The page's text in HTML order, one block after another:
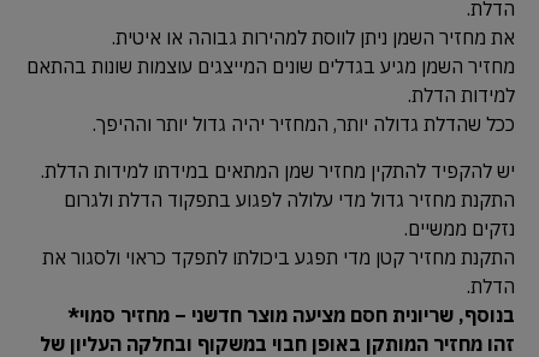
הדלת.
את מחזיר השמן ניתן לווסת למהירות גבוהה או איטית.
מחזיר השמן מגיע בגדלים שונים המייצגים עוצמות שונות בהתאם
למידות הדלת.
ככל שהדלת גדולה יותר, המחזיר יהיה גדול יותר וההיפך.
יש להקפיד להתקין מחזיר שמן המתאים במידתו למידות הדלת.
התקנת מחזיר גדול מדי עלולה לפגוע בתפקוד הדלת ולגרום
נזקים ממשיים.
התקנת מחזיר קטן מדי תפגע ביכולתו לתפקד כראוי ולסגור את
הדלת.
בנוסף, שריונית חסם מציעה מוצר חדשני – מחזיר סמוי*
זהו מחזיר המותקן באופן חבוי במשקוף ובחלקה העליון של